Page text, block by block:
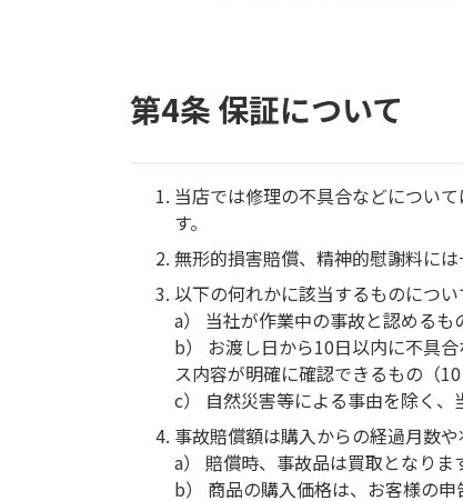
第4条 保証について
当店では修理の不具合などについ
す。
無形的損害賠償、精神的慰謝料には
以下の何れかに該当するものにつ
a） 当社が作業中の事故と認める
b） お渡し日から10日以内に不具
ス内容が明確に確認できるもの（
c） 自然災害等による事由を除く
事故賠償額は購入からの経過月数
a） 賠償時、事故品は買取となり
b） 商品の購入価格は、お客様の